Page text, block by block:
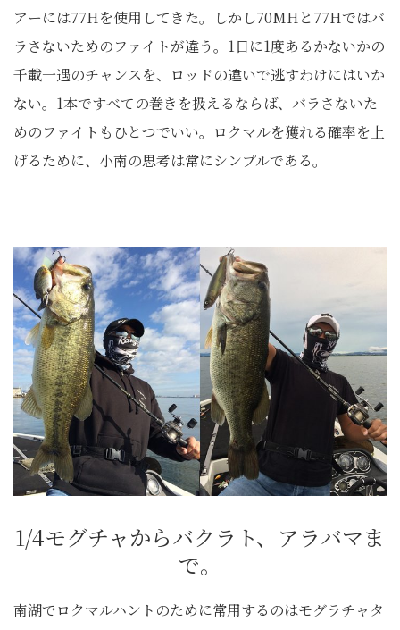
アーには77Hを使用してきた。しかし70MHと77Hではバ
ラさないためのファイトが違う。1日に1度あるかないかの
千載一遇のチャンスを、ロッドの違いで逃すわけにはいか
ない。1本ですべての巻きを扱えるならば、バラさないた
めのファイトもひとつでいい。ロクマルを獲れる確率を上
げるために、小南の思考は常にシンプルである。
1/4モグチャからバクラト、アラバマま
で。
南湖でロクマルハントのために常用するのはモグラチャタ